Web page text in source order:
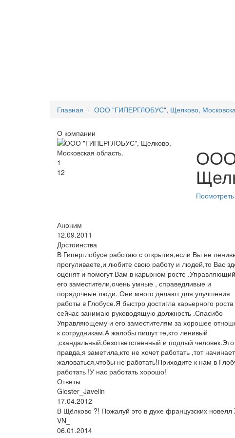
Главная ООО "ГИПЕРГЛОБУС", Щелково,
О компании
1
12
Аноним
12.09.2011
Достоинства
В Гиперглобусе работаю с открытия,если Вы не
прогуливаете,и любите свою работу и людей,то Вас
оценят и помогут Вам в карьрном росте
его заместители,очень умные , справедливые и
порядочные люди. Они много делают для улучшения
работы в Глобусе.Я быстро достигла карьерного роста
сейчас занимаю руководящую должность .Спасибо
Управляющему и его заместителям за хорошее
к сотрудникам.А жалобы пишут те,кто ленивый
,скандальный,безответственный и подлый человек.Это
правда,я заметила,кто не хочет работать ,тот начинает
жаловаться,чтобы не работать!Приходите к нам в
работать !У нас работать хорошо!
Ответы
Gloster_Javelin
17.04.2012
В Щёлково ?! Пожалуй это в духе французских новелл
VN_
06.01.2014